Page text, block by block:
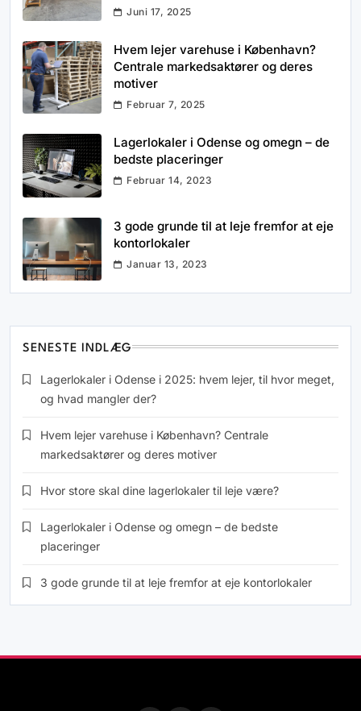
Juni 17, 2025
Hvem lejer varehuse i København?
Centrale markedsaktører og deres
motiver
Februar 7, 2025
Lagerlokaler i Odense og omegn – de
bedste placeringer
Februar 14, 2023
3 gode grunde til at leje fremfor at eje
kontorlokaler
Januar 13, 2023
SENESTE INDLÆG
Lagerlokaler i Odense i 2025: hvem lejer, til hvor meget,
og hvad mangler der?
Hvem lejer varehuse i København? Centrale
markedsaktører og deres motiver
Hvor store skal dine lagerlokaler til leje være?
Lagerlokaler i Odense og omegn – de bedste
placeringer
3 gode grunde til at leje fremfor at eje kontorlokaler